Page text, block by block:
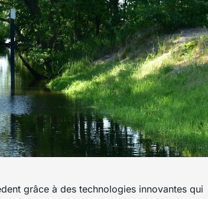
grâce à des technologies innovantes qui